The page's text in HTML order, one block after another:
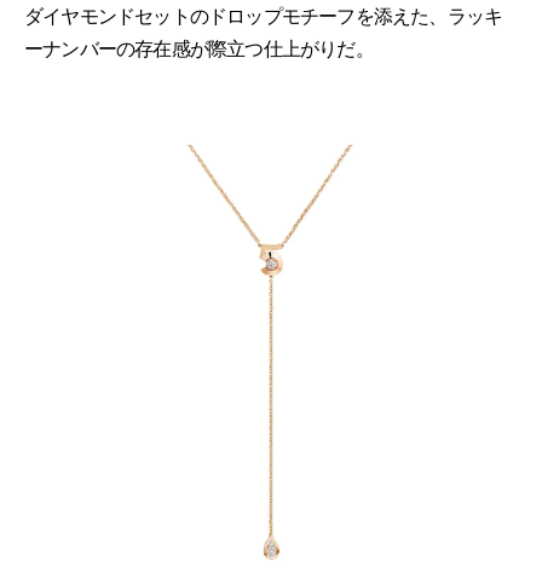
ダイヤモンドセットのドロップモチーフを添えた、ラッキ
ーナンバーの存在感が際立つ仕上がりだ。